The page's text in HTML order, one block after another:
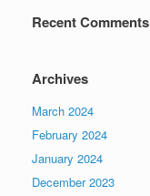
Recent Comments
Archives
March 2024
February 2024
January 2024
December 2023